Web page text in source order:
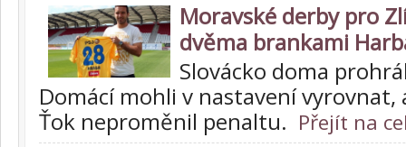
Moravské derby pro
dvěma brankami
Slovácko doma
Domácí mohli v nastavení vyrovnat,
Ťok neproměnil penaltu. Přejít na